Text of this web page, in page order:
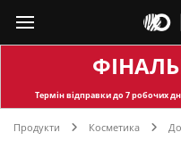
Термін відправкидо 7 робочих
Продукти Косметика